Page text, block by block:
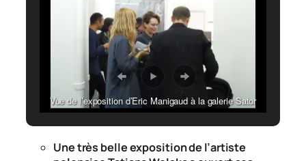
Vue de l’exposition d’Eric Manigaud à la galerie Sator
Une très belle exposition de l’artiste